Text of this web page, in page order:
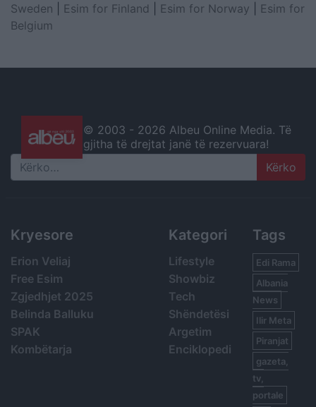
Sweden
Esim for Finland Esim for Norway
Esim for
Belgium
© 2003 - 2026 Albeu Online Media. Të
gjitha të drejtat janë të rezervuara!
Search
Kryesore
Erion Veliaj
Free Esim
Zgjedhjet 2025
Belinda Balluku
SPAK
Kombëtarja
Kategori
Lifestyle
Showbiz
Tech
Shëndetësi
Argetim
Enciklopedi
Tags
Edi Rama
Albania
News
Ilir Meta
Piranjat
gazeta,
tv,
portale